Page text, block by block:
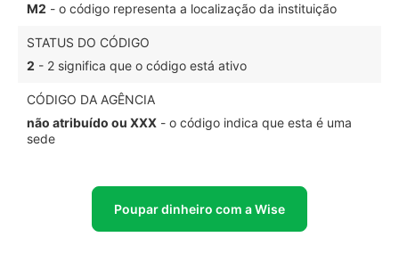
M2 - o código representa a localização da instituição
STATUS DO CÓDIGO
2 - 2 significa que o código está ativo
CÓDIGO DA AGÊNCIA
não atribuído ou XXX - o código indica que esta é uma
sede
Poupar dinheiro com a Wise